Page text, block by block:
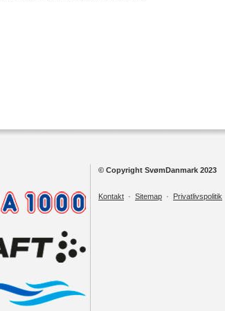
© Copyright SvømDanmark 2023
Kontakt · Sitemap · Privatlivspolitik